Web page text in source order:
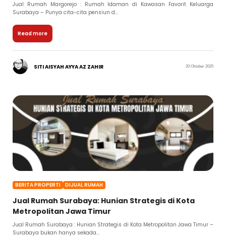
Jual Rumah Margorejo : Rumah Idaman di Kawasan Favorit Keluarga
Surabaya – Punya cita-cita pensiun d...
Read more
SITI AISYAH AYYA AZ ZAHIR 20 Oktober 2025
BERITA PROPERTI DIJUAL RUMAH
Jual Rumah Surabaya: Hunian Strategis di Kota
Metropolitan Jawa Timur
Jual Rumah Surabaya : Hunian Strategis di Kota Metropolitan Jawa Timur –
Surabaya bukan hanya sekada...